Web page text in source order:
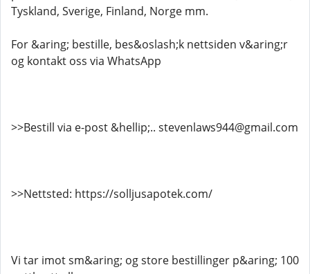
Tyskland, Sverige, Finland, Norge mm.
For &aring; bestille, bes&oslash;k nettsiden v&aring;r
og kontakt oss via WhatsApp
>>Bestill via e-post &hellip;.. stevenlaws944@gmail.com
>>Nettsted: https://solljusapotek.com/
Vi tar imot sm&aring; og store bestillinger p&aring; 100